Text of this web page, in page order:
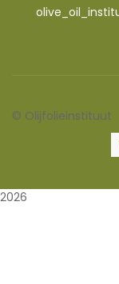
© Olijfolieinstituut
2026